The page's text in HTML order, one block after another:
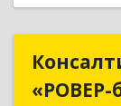
«РОВЕР-